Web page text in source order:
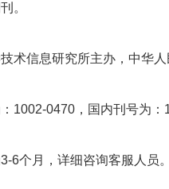
。
术信息研究所主办，中华
1002-0470，国内刊号为：
6个月，详细咨询客服人员。